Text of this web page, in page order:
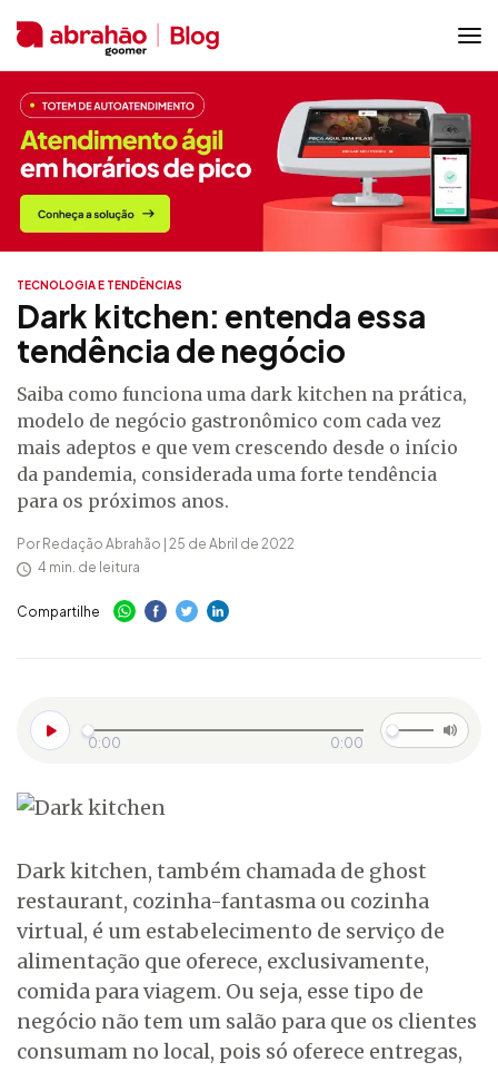
TECNOLOGIA E TENDÊNCIAS
Dark kitchen: entenda essa
tendência de negócio
Saiba como funciona uma dark kitchen na prática,
modelo de negócio gastronômico com cada vez
mais adeptos e que vem crescendo desde o início
da pandemia, considerada uma forte tendência
para os próximos anos.
Por Redação Abrahão | 25 de Abril de 2022
4 min. de leitura
Compartilhe
0:00 0:00
Dark kitchen, também chamada de ghost
restaurant, cozinha-fantasma ou cozinha
virtual, é um estabelecimento de serviço de
alimentação que oferece, exclusivamente,
comida para viagem. Ou seja, esse tipo de
negócio não tem um salão para que os clientes
consumam no local, pois só oferece entregas,